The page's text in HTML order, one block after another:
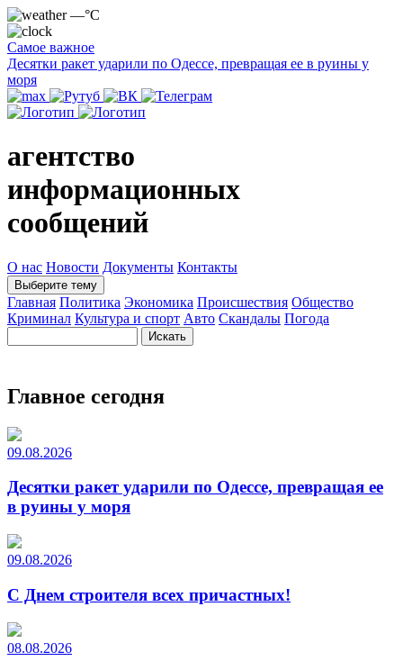
—°C
Самое важное
Десятки ракет ударили по Одессе, превращая ее в руины у
моря
агентство
информационных
сообщений
О нас Новости Документы Контакты
Выберите тему
Главная Политика Экономика Происшествия Общество
Криминал Культура и спорт Авто Скандалы Погода
Главное сегодня
09.08.2026
Десятки ракет ударили по Одессе, превращая ее
в руины у моря
09.08.2026
С Днем строителя всех причастных!
08.08.2026